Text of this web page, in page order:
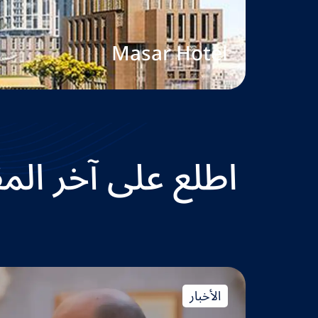
Digital City
اطلع على آخر
الأخبار